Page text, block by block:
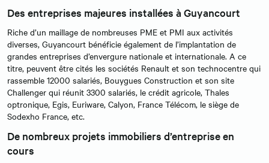
Des entreprises majeures installées à Guyancourt
Riche d’un maillage de nombreuses PME et PMI aux activités
diverses, Guyancourt bénéficie également de l’implantation de
grandes entreprises d’envergure nationale et internationale. A ce
titre, peuvent être cités les sociétés Renault et son technocentre qui
rassemble 12000 salariés, Bouygues Construction et son site
Challenger qui réunit 3300 salariés, le crédit agricole, Thales
optronique, Egis, Euriware, Calyon, France Télécom, le siège de
Sodexho France, etc.
De nombreux projets immobiliers d’entreprise en
cours